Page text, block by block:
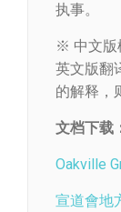
执事。
※ 中文版
英文版翻
的解释，
文档下载
Oakville
宣道會地